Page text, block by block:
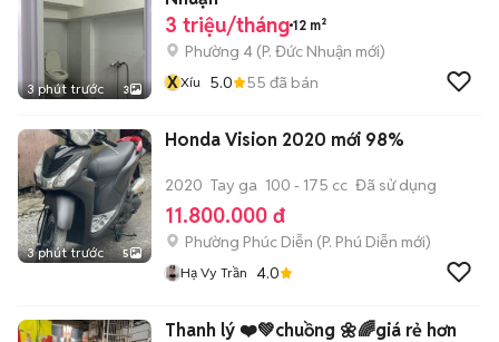
3 phút trước 3
3 triệu/tháng 12 m²
Phường 4 (P. Đức Nhuận mới)
XXíu 5.0 55 đã bán
3 phút trước 5
Honda Vision 2020 mới 98%
2020 Tay ga 100 - 175 cc Đã sử dụng
11.800.000 đ
Phường Phúc Diễn (P. Phú Diễn mới)
Hạ Vy Trần 4.0
Thanh lý ❤️💚chuồng 🌼🌈giá rẻ hơn